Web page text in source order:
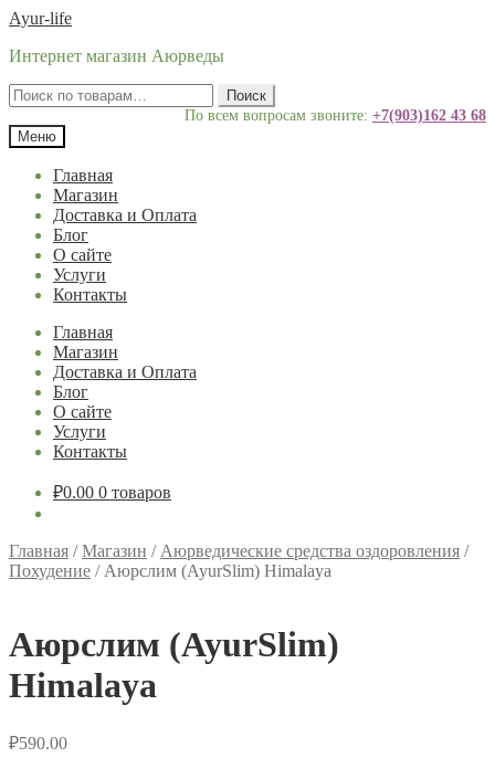
Перейти
навигации
Перейти
содержимому
Ayur-life
Интернет магазин Аюрведы
Искать:
Поиск
По всем вопросам звоните: +7(903)162 43 68
Меню
Главная
Магазин
Доставка и Оплата
Блог
О сайте
Услуги
Контакты
Главная
Магазин
Доставка и Оплата
Блог
О сайте
Услуги
Контакты
₽0.00 0 товаров
Главная /Магазин / Аюрведические средства оздоровления /
Похудение / Аюрслим (AyurSlim) Himalaya
Аюрслим (AyurSlim)
Himalaya
₽590.00